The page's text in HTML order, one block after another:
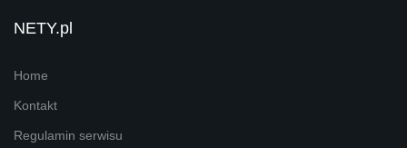
NETY.pl
Home
Kontakt
Regulamin serwisu